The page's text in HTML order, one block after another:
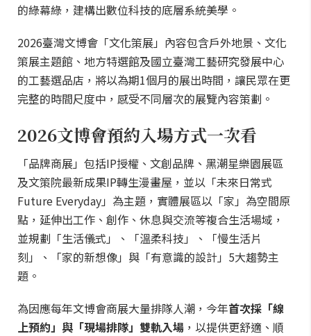
的綠幕綠，建構出數位科技的底層系統美學。
2026臺灣文博會「文化策展」內容包含戶外地景、文化
策展主題館、地方特選館及國立臺灣工藝研究發展中心
的工藝選品店，將以為期1個月的展出時間，讓民眾在更
完整的時間尺度中，感受不同層次的展覽內容策劃。
2026文博會預約入場方式一次看
「品牌商展」包括IP授權、文創品牌、黑潮星樂園展區
及文策院最新成果IP轉生漫畫屋，並以「未來日常式
Future Everyday」為主題，實體展區以「家」為空間原
點，延伸出工作、創作、休息與交流等複合生活場域，
並規劃「生活儀式」、「溫柔科技」、「慢生活片
刻」、「家的新想像」與「有意識的設計」5大趨勢主
題。
為因應每年文博會商展大量排隊人潮，今年首次採「線
上預約」與「現場排隊」雙軌入場 ，以提供更舒適、順